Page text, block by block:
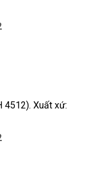
4512). Xuất xứ: